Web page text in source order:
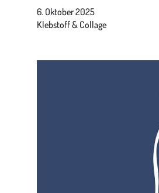
6. Oktober 2025
Klebstoff & Collage